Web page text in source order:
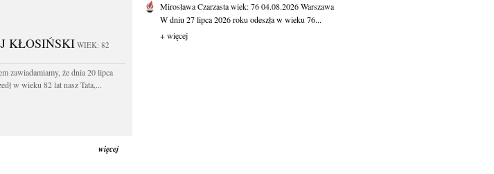
KŁOSIŃSKIWIEK: 82
zawiadamiamy, że dnia 20 lipca
w wieku 82 lat nasz Tata,...
więcej
Mirosława Czarzastawiek: 7604.08.2026Warszawa
W dniu 27 lipca 2026 roku odeszła w wieku 76...
+ więcej